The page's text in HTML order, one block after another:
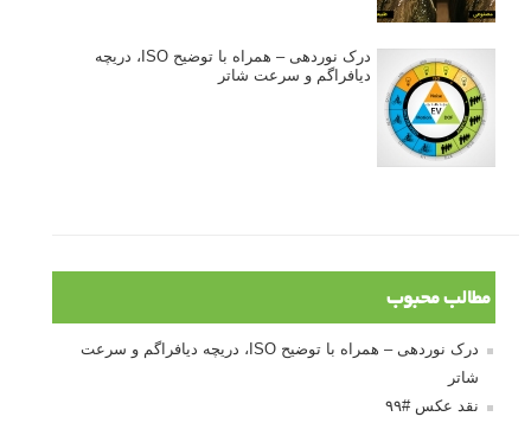
درک نوردهی – همراه با توضیح ISO، دریچه
دیافراگم و سرعت شاتر
مطالب محبوب
درک نوردهی – همراه با توضیح ISO، دریچه دیافراگم و سرعت
شاتر
نقد عکس #۹۹